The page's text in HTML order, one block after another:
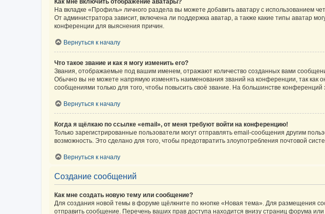
Как мне включить отображение аватары?
На вкладке «Профиль» личного раздела вы можете добавить аватару с использованием
От администратора зависит, включена ли поддержка аватар, а также какие типы аватар
конференции для выяснения причин.
Вернуться к началу
Что такое звание и как я могу изменить его?
Звания, отображаемые под вашим именем, отражают количество созданных вами
Обычно вы не можете напрямую изменять наименования званий на конференции, так
сообщениями только для того, чтобы повысить своё звание. На большинстве
Вернуться к началу
Когда я щёлкаю по ссылке «email», от меня требуют войти на конференцию!
Только зарегистрированные пользователи могут отправлять email-сообщения другим
возможность. Это сделано для того, чтобы предотвратить злоупотребления почтовой
Вернуться к началу
Создание сообщений
Как мне создать новую тему или сообщение?
Для создания новой темы в форуме щёлкните по кнопке «Новая тема». Для размещения
отправить сообщение. Перечень ваших прав доступа находится внизу страниц форума